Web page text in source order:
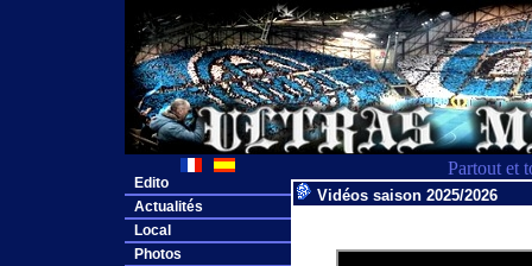
Partout et
Edito
Actualités
Local
Photos
Vidéos saison 2025/2026